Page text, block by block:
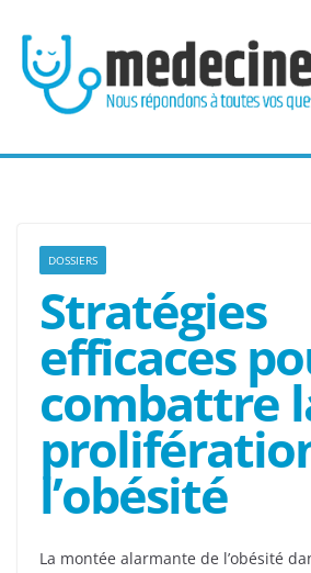
contenu
DOSSIERS
Stratégies
efficaces
combattre
l’obésité
La montée alarmante de l’obésité